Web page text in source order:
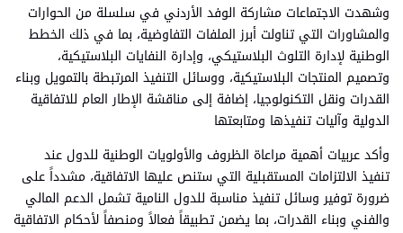
وشهدت الاجتماعات مشاركة الوفد الأردني في سلسلة من الحوارات
والمشاورات التي تناولت أبرز الملفات التفاوضية، بما في ذلك الخطط
الوطنية لإدارة التلوث البلاستيكي، وإدارة النفايات البلاستيكية،
وتصميم المنتجات البلاستيكية، ووسائل التنفيذ المرتبطة بالتمويل وبناء
القدرات ونقل التكنولوجيا، إضافة إلى مناقشة الإطار العام للاتفاقية
الدولية وآليات تنفيذها ومتابعتها
وأكد عربيات أهمية مراعاة الظروف والأولويات الوطنية للدول عند
تنفيذ الالتزامات المستقبلية التي ستنص عليها الاتفاقية، مشدداً على
ضرورة توفير وسائل تنفيذ مناسبة للدول النامية تشمل الدعم المالي
والفني وبناء القدرات، بما يضمن تطبيقاً فعالاً ومنصفاً لأحكام الاتفاقية